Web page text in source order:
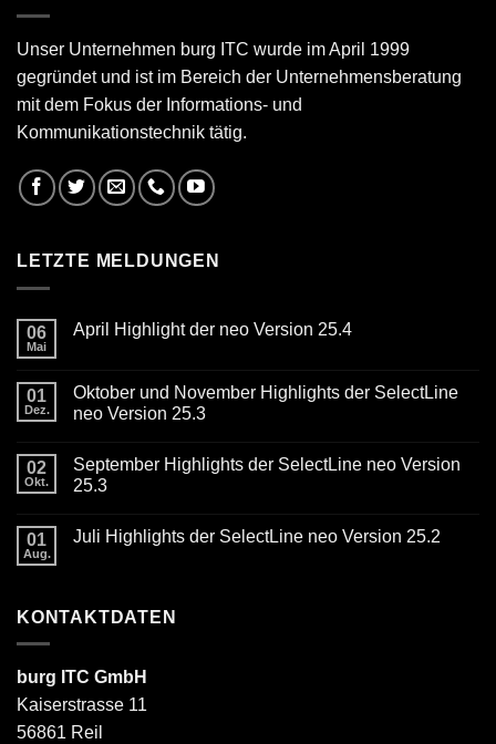
Unser Unternehmen burg ITC wurde im April 1999
gegründet und ist im Bereich der Unternehmensberatung
mit dem Fokus der Informations- und
Kommunikationstechnik tätig.
LETZTE MELDUNGEN
06
Mai
April Highlight der neo Version 25.4
April
Highlight
der
25.4
01
Dez.
Oktober und November Highlights der SelectLine
neo Version 25.3
zu
Oktober
und
der
SelectLine
02
Okt.
September Highlights der SelectLine neo Version
25.3
zu
September
neo
Version
01
Aug.
Juli Highlights der SelectLine neo Version 25.2
Highlights
Version
25.2
KONTAKTDATEN
burg ITC GmbH
Kaiserstrasse 11
56861 Reil